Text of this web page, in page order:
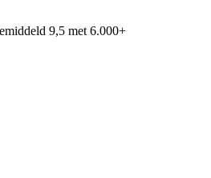
9,5 met 6.000+